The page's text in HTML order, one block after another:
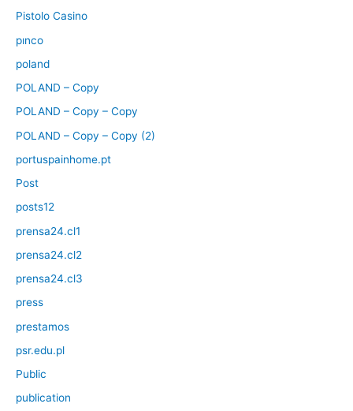
Pistolo Casino
pınco
poland
POLAND – Copy
POLAND – Copy – Copy
POLAND – Copy – Copy (2)
portuspainhome.pt
Post
posts12
prensa24.cl1
prensa24.cl2
prensa24.cl3
press
prestamos
psr.edu.pl
Public
publication